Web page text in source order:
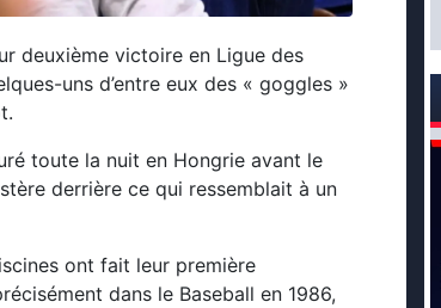
deuxième victoire en Ligue des
uns d’entre eux des « goggles »
toute la nuit en Hongrie avant le
derrière ce qui ressemblait à un
ont fait leur première
dans le Baseball en 1986,